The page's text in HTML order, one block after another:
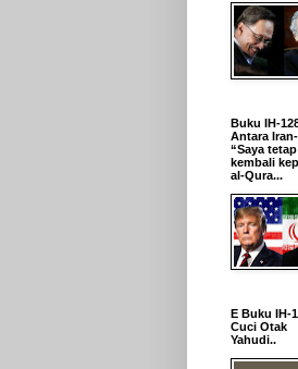
Buku IH-
Antara
“Saya tetap
kembali
al-Qura...
E Buku IH-
Cuci Otak
Yahudi..